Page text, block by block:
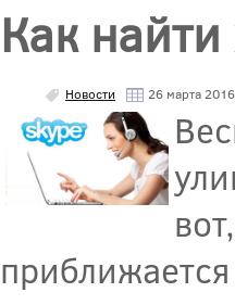
Как
Новости 26 марта 2016